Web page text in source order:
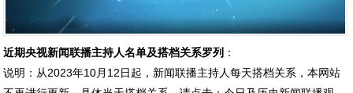
近期央视新闻联播主持人名单及搭档关系罗列 ：
说明：从2023年10月12日起，新闻联播主持人每天搭档关系，本网站